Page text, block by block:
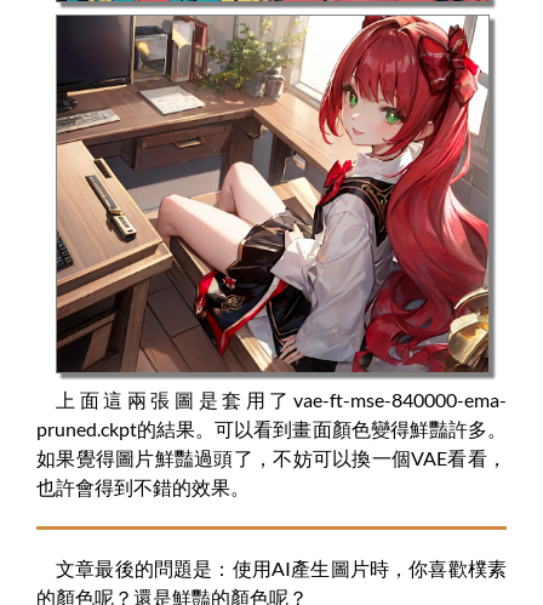
上面這兩張圖是套用了 vae-ft-mse-840000-ema-
pruned.ckpt的結果。可以看到畫面顏色變得鮮豔許多。
如果覺得圖片鮮豔過頭了，不妨可以換一個VAE看看，
也許會得到不錯的效果。
文章最後的問題是：使用AI產生圖片時，你喜歡樸素
的顏色呢？還是鮮豔的顏色呢？